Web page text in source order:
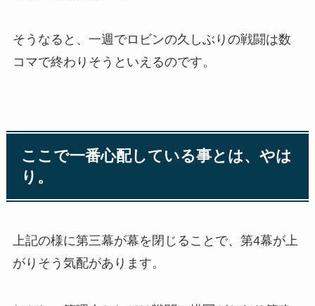
そうなると、一週でロビンの久しぶりの戦闘は数
コマで終わりそうといえるのです。
ここで一番心配している事とは、やは
り。
上記の様に第三幕が幕を閉じることで、第4幕が上
がりそう気配があります。